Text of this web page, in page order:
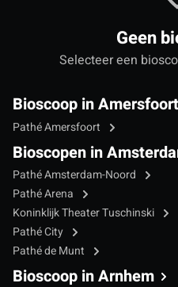
Geen
Selecteer een
Bioscoop in Amersfoort
Pathé Amersfoort
Bioscopen in
Pathé Amsterdam-Noord
Pathé Arena
Koninklijk Theater Tuschinski
Pathé City
Pathé de Munt
Bioscoop in Arnhem